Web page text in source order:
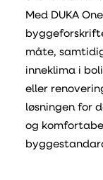
Med DUKA
måte,
inneklima i
eller
løsningen for
og